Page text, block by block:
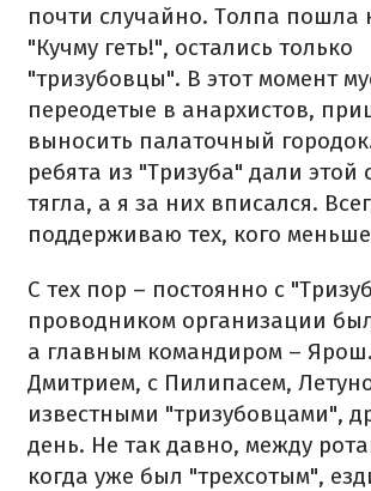
почти случайно. Толпа пошла
"Кучму геть!", остались только
"тризубовцы". В этот момент
переодетые в анархистов,
выносить палаточный
ребята из "Тризуба" дали этой
тягла, а я за них вписался.
поддерживаю тех, кого
С тех пор – постоянно с
проводником организации
а главным командиром –
Дмитрием, с Пилипасем,
известными "тризубовцами",
день. Не так давно, между
когда уже был "трехсотым",